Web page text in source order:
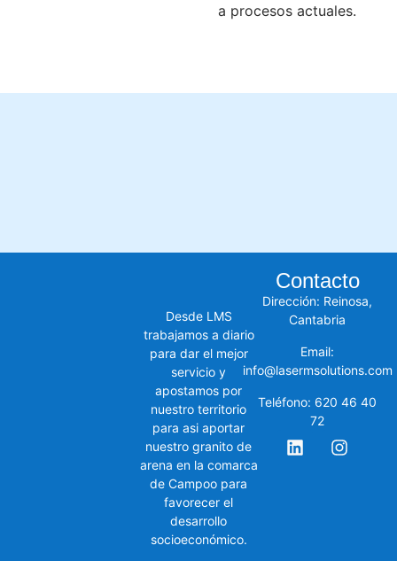
a procesos actuales.
Desde LMS
trabajamos a diario
para dar el mejor
servicio y
apostamos por
nuestro territorio
para asi aportar
nuestro granito de
arena en la comarca
de Campoo para
favorecer el
desarrollo
socioeconómico.
Contacto
Dirección: Reinosa,
Cantabria
Email:
info@lasermsolutions.com
Teléfono: 620 46 40
72